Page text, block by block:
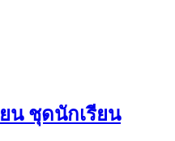
น ชุดนักเรียน